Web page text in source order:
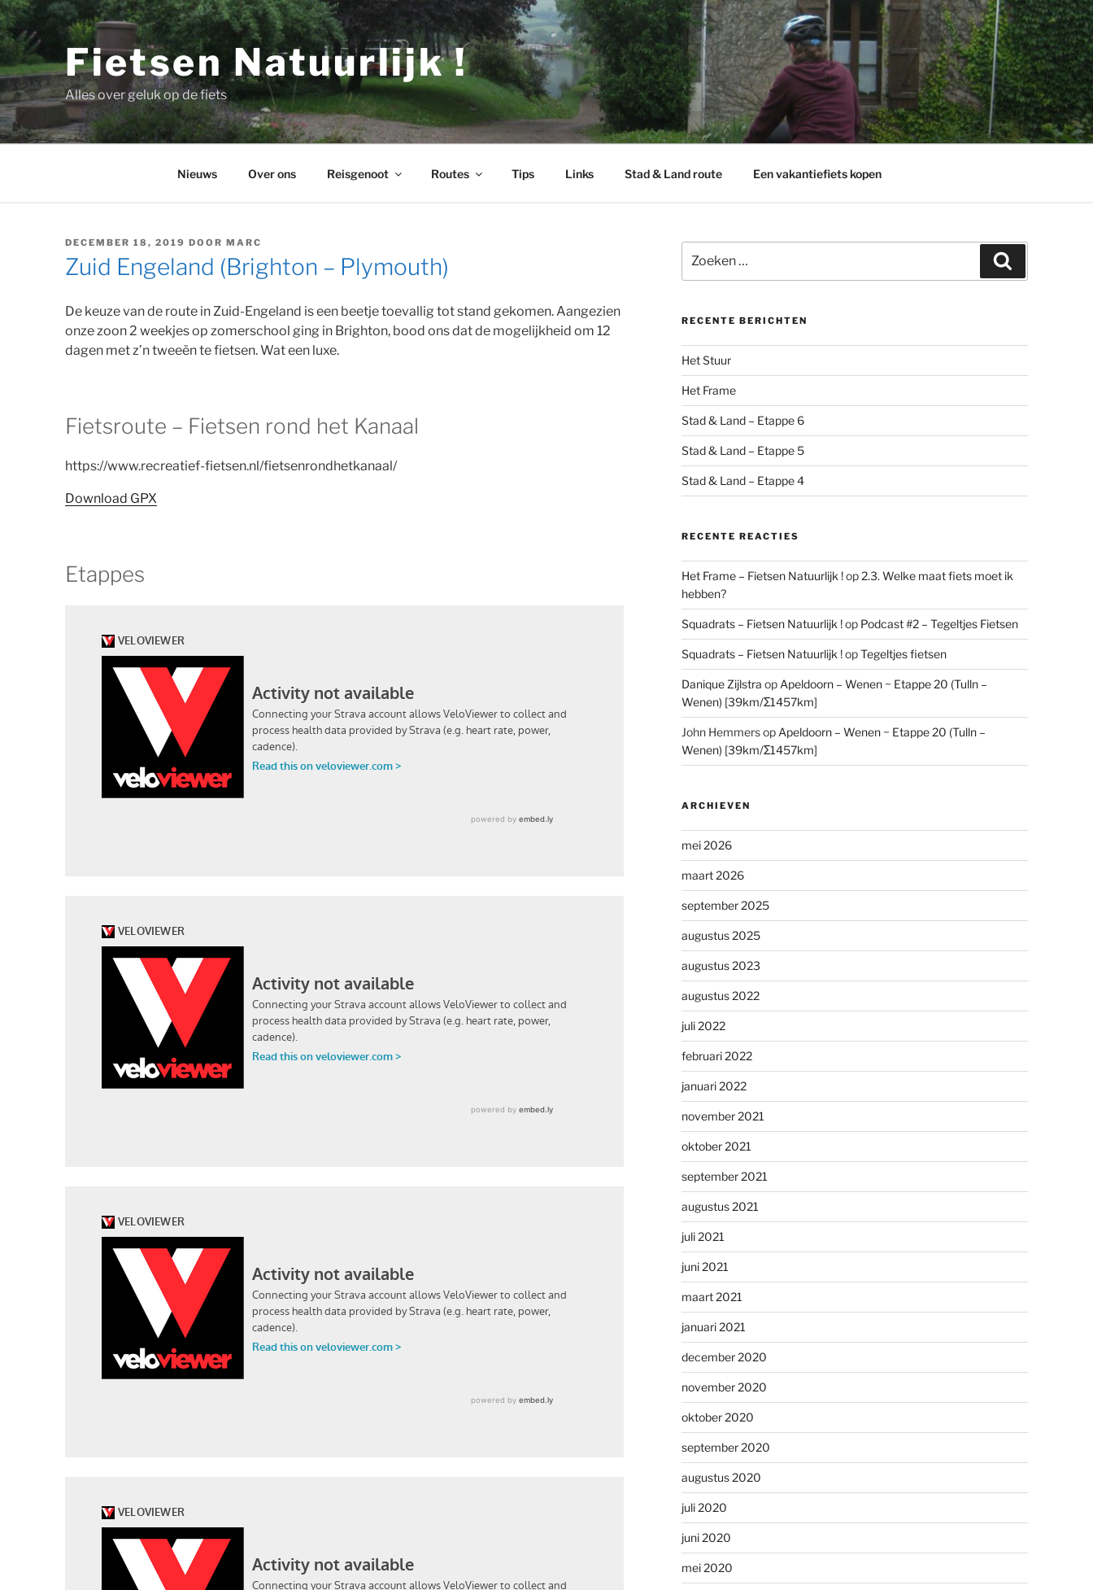
Ga
naar
de
inhoud
Fietsen Natuurlijk !
Alles over geluk op de fiets
Nieuws Over ons Reisgenoot Routes Tips Links Stad & Land route Een vakantiefiets kopen
GEPLAATST
DECEMBER 18, 2019 DOOR MARC
Zuid Engeland (Brighton – Plymouth)
De keuze van de route in Zuid-Engeland is een beetje toevallig tot stand gekomen. Aangezien
onze zoon 2 weekjes op zomerschool ging in Brighton, bood ons dat de mogelijkheid om 12
dagen met z’n tweeën te fietsen. Wat een luxe.
Fietsroute – Fietsen rond het Kanaal
https://www.recreatief-fietsen.nl/fietsenrondhetkanaal/
Download GPX
Etappes
naar:
RECENTE BERICHTEN
Het Stuur
Het Frame
Stad & Land – Etappe 6
Stad & Land – Etappe 5
Stad & Land – Etappe 4
RECENTE REACTIES
Het Frame – Fietsen Natuurlijk !op2.3. Welke maat fiets moet ik
hebben?
Squadrats – Fietsen Natuurlijk !op Podcast #2 – Tegeltjes Fietsen
Squadrats – Fietsen Natuurlijk !opTegeltjes fietsen
Danique Zijlstra op Apeldoorn – Wenen ~ Etappe 20 (Tulln –
Wenen) [39km/Σ1457km]
John Hemmersop Apeldoorn – Wenen ~ Etappe 20 (Tulln –
Wenen) [39km/Σ1457km]
ARCHIEVEN
mei 2026
maart 2026
september 2025
augustus 2025
augustus 2023
augustus 2022
juli 2022
februari 2022
januari 2022
november 2021
oktober 2021
september 2021
augustus 2021
juli 2021
juni 2021
maart 2021
januari 2021
december 2020
november 2020
oktober 2020
september 2020
augustus 2020
juli 2020
juni 2020
mei 2020